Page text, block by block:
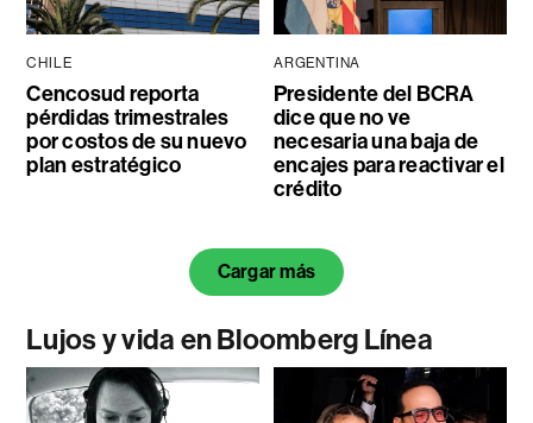
CHILE
Cencosud reporta
pérdidas trimestrales
por costos de su nuevo
plan estratégico
ARGENTINA
Presidente del BCRA
dice que no ve
necesaria una baja de
encajes para reactivar el
crédito
Cargar más
Lujos y vida en Bloomberg Línea